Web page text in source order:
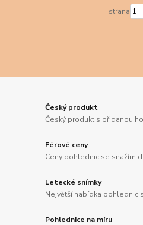
strana
Český produkt
Český produkt s přidanou
Férové ceny
Ceny pohlednic se snažím
Letecké snímky
Největší nabídka pohlednic
Pohlednice na míru